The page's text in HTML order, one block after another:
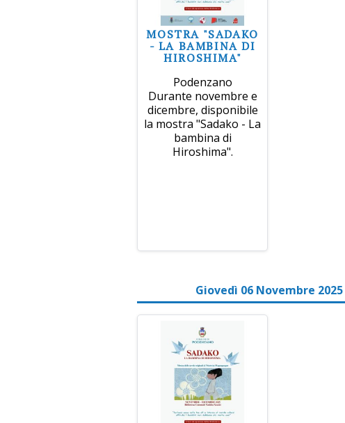
MOSTRA "SADAKO
- LA BAMBINA DI
HIROSHIMA"
Podenzano
Durante novembre e
dicembre, disponibile
la mostra "Sadako - La
bambina di
Hiroshima".
Giovedì 06 Novembre 2025